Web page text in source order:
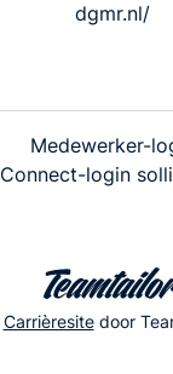
dgmr.nl/
Medewerker-
Connect-login
Carrièresitedoor